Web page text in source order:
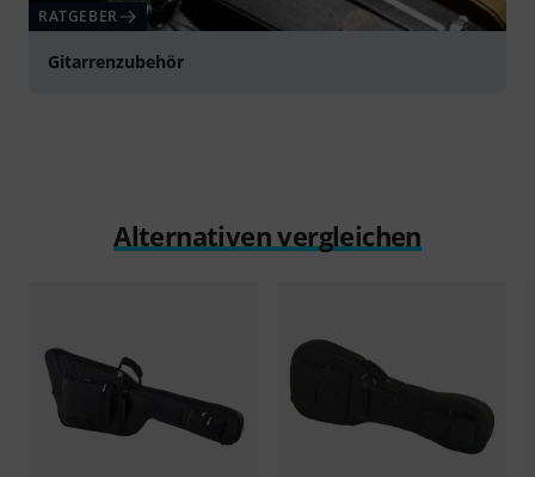
RATGEBER
Gitarrenzubehör
Alternativen vergleichen